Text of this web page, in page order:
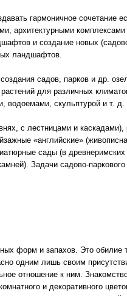
гармоничное сочетание
архитектурными
и создание новых
ландшафтов.
садов, парков и др.
для различных
водоемами, скульптурой и т. д.
с лестницами и
«английские»
сады (в древнеримских
Задачи садово-
форм и запахов. Это обилие
одним лишь своим
отношение к ним.
и декоративного